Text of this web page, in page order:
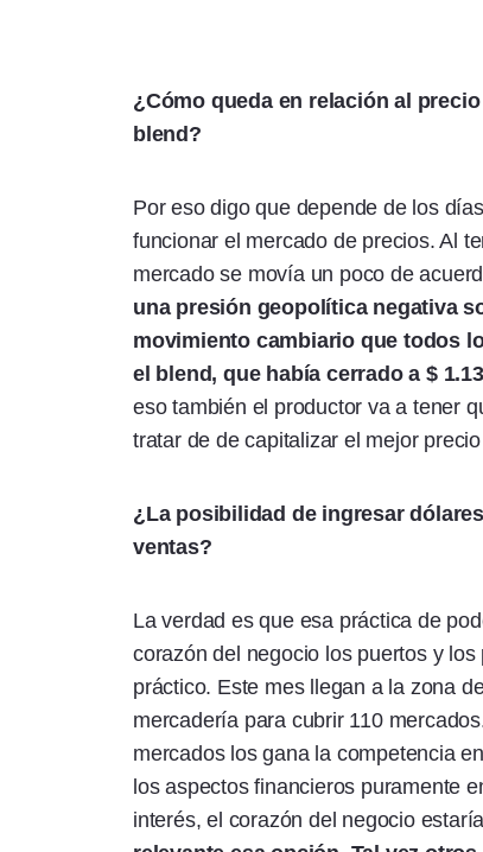
¿Cómo queda en relación al
blend?
Por eso digo que depende de los
funcionar el mercado de precios. Al
mercado se movía un poco de
una presión geopolítica negativa
movimiento cambiario que todos
el blend, que había cerrado a $
eso también el productor va a tener
tratar de de capitalizar el mejor
¿La posibilidad de ingresar
ventas?
La verdad es que esa práctica de
corazón del negocio los puertos y
práctico. Este mes llegan a la zona
mercadería para cubrir 110
mercados los gana la competencia
los aspectos financieros puramente
interés, el corazón del negocio